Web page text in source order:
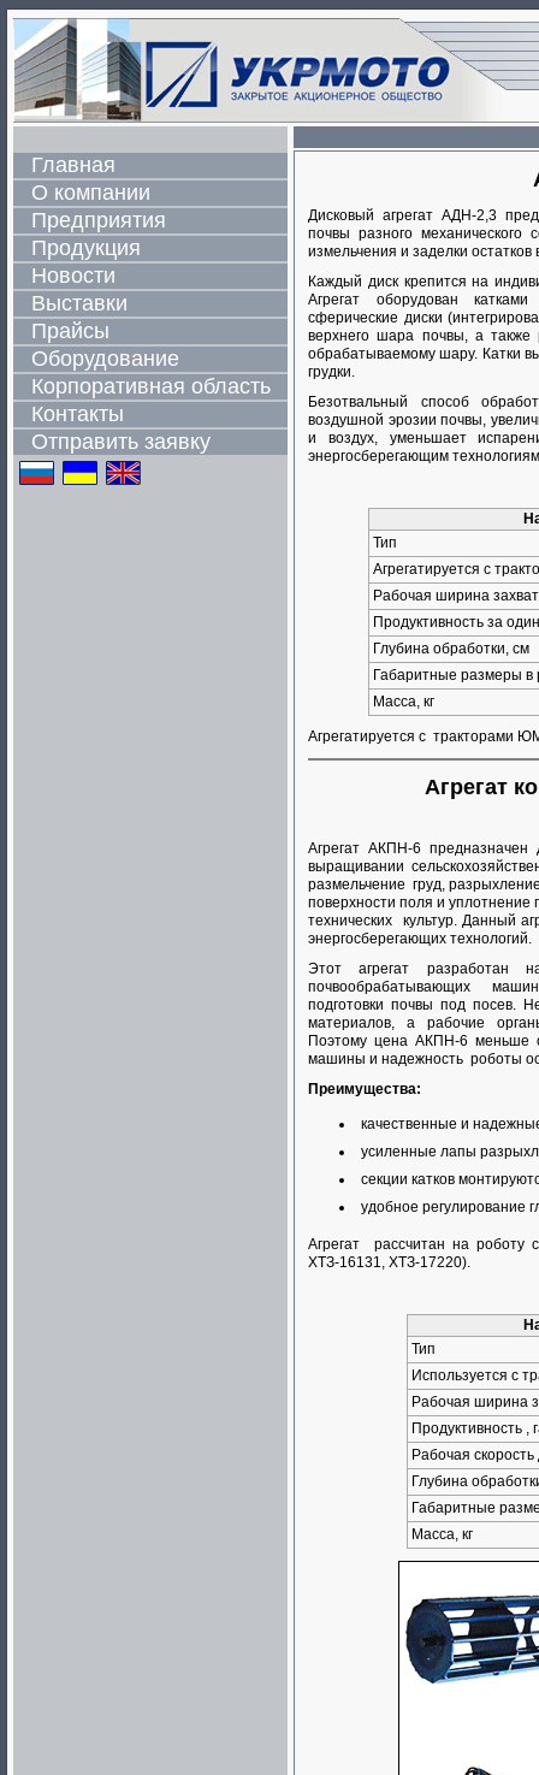
Главная
О компании
Предприятия
Продукция
Новости
Выставки
Прайсы
Оборудование
Корпоративная область
Контакты
Отправить заявку
Дисковый агрегат АДН-2,3
почвы разного механического
измельчения и заделки остатков
Каждый диск крепится на
Агрегат оборудован
сферические диски
верхнего шара почвы, а также
обрабатываемому шару. Катки
грудки.
Безотвальный способ
воздушной эрозии почвы,
и воздух, уменьшает
энергосберегающим
Тип
Агрегатируется с
Рабочая ширина
Продуктивность за
Глубина обработки, см
Габаритные размеры
Масса, кг
Агрегатируется с тракторами
Агрегат
Агрегат АКПН-6
выращивании
размельчение груд,
поверхности поля и уплотнение
технических культур. Данный
энергосберегающих технологий.
Этот агрегат разработан
почвообрабатывающих
подготовки почвы под посев.
материалов, а рабочие
Поэтому цена АКПН-6 меньше
машины и надежность роботы
Преимущества:
качественные и
усиленные лапы
секции катков
удобное регулирование
Агрегат рассчитан на роботу
ХТЗ-16131, ХТЗ-17220).
Тип
Используется с
Рабочая ширина
Продуктивность ,
Рабочая
Глубина
Габаритные
Масса, кг